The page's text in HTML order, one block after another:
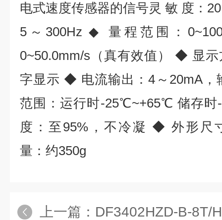
电式速度传感器的信号灵 敏 度：
5～300Hz ◆ 量程范围：
0~50.0mm/s（真有效值） ◆ 显
字显示 ◆ 电流输出：4～20mA，
范围：运行时-25℃~+65℃ 储存
度：至95%，不冷凝 ◆ 外形尺
量：约350g
上一篇： DF3402HZD-B-8T/